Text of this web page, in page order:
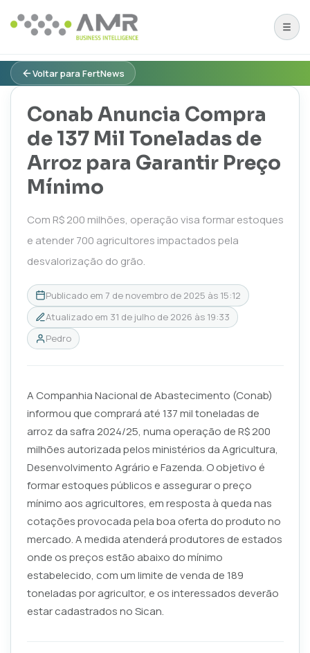
Voltar para FertNews
Conab Anuncia Compra
de 137 Mil Toneladas de
Arroz para Garantir Preço
Mínimo
Com R$ 200 milhões, operação visa formar estoques
e atender 700 agricultores impactados pela
desvalorização do grão.
Publicado em 7 de novembro de 2025 às 15:12
Atualizado em 31 de julho de 2026 às 19:33
Pedro
A Companhia Nacional de Abastecimento (Conab)
informou que comprará até 137 mil toneladas de
arroz da safra 2024/25, numa operação de R$ 200
milhões autorizada pelos ministérios da Agricultura,
Desenvolvimento Agrário e Fazenda. O objetivo é
formar estoques públicos e assegurar o preço
mínimo aos agricultores, em resposta à queda nas
cotações provocada pela boa oferta do produto no
mercado. A medida atenderá produtores de estados
onde os preços estão abaixo do mínimo
estabelecido, com um limite de venda de 189
toneladas por agricultor, e os interessados deverão
estar cadastrados no Sican.